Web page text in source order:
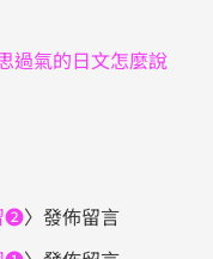
過氣的日文怎麼說
❷〉發佈留言